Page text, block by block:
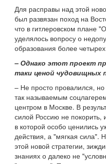
Для расправы над этой
был развязан поход на
что в гитлеровском плане
уделялось вопросу о
образования более
– Однако этот проект
таки ценой чудовищных
– Не просто провалился,
так называемым
центром в Москве. В
силой Россию не покорить,
в которой особо ценились
действия, а "мягкая сила".
этой новой стратегии,
знаниях о далеко не